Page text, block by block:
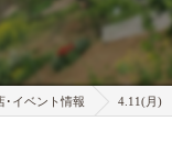
･イベント情報 4.11(月)